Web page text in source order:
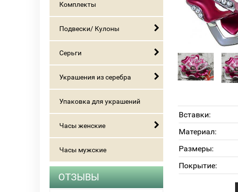
Комплекты
Подвески/ Кулоны
Серьги
Украшения из серебра
Упаковка для украшений
Часы женские
Часы мужские
ОТЗЫВЫ
Вставки:
Материал:
Размеры:
Покрытие: